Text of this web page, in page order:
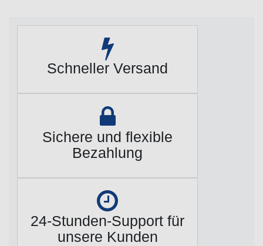
Schneller Versand
Sichere und flexible
Bezahlung
24-Stunden-Support für
unsere Kunden